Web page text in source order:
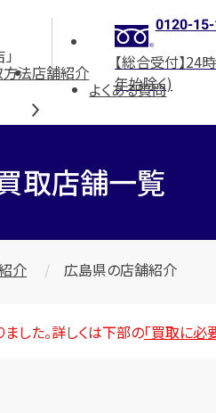
0120-
【総合受付】24
年始除く)
方法店舗紹介
よくある質問
取店舗一覧
介 広島県の店舗紹介
した。詳しくは下部の「買取に必